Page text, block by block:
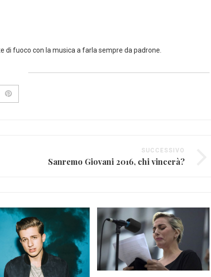
di fuoco con la musica a farla sempre da padrone.
SUCCESSIVO
Sanremo Giovani 2016, chi vincerà?